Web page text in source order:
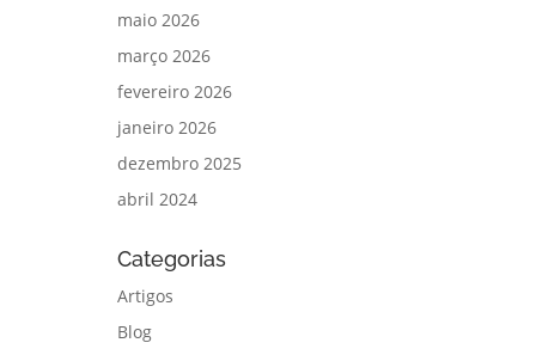
maio 2026
março 2026
fevereiro 2026
janeiro 2026
dezembro 2025
abril 2024
Categorias
Artigos
Blog